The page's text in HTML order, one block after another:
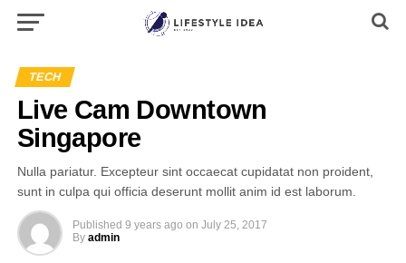
TECH
Live Cam Downtown
Singapore
Nulla pariatur. Excepteur sint occaecat cupidatat non proident,
sunt in culpa qui officia deserunt mollit anim id est laborum.
Published 9 years ago on July 25, 2017
By admin